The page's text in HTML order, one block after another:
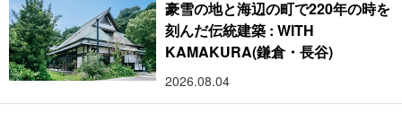
豪雪の地と海辺の町で220年の時を
刻んだ伝統建築 : WITH
KAMAKURA(鎌倉・長谷)
2026.08.04